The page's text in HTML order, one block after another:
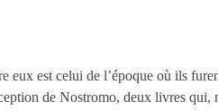
eux est celui de l’époque où ils
de Nostromo, deux livres qui,